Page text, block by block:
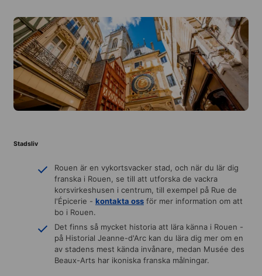
Stadsliv
Rouen är en vykortsvacker stad, och när du lär dig
franska i Rouen, se till att utforska de vackra
korsvirkeshusen i centrum, till exempel på Rue de
l'Épicerie - kontakta oss för mer information om att
bo i Rouen.
Det finns så mycket historia att lära känna i Rouen -
på Historial Jeanne-d'Arc kan du lära dig mer om en
av stadens mest kända invånare, medan Musée des
Beaux-Arts har ikoniska franska målningar.